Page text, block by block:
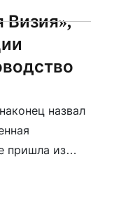
Визия»,
назвал
пришла из
Папа